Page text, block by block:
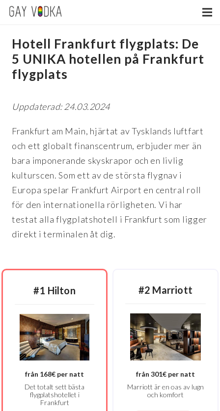
Hotell Frankfurt flygplats: De
5 UNIKA hotellen på Frankfurt
flygplats
Uppdaterad: 24.03.2024
Frankfurt am Main, hjärtat av Tysklands luftfart
och ett globalt finanscentrum, erbjuder mer än
bara imponerande skyskrapor och en livlig
kulturscen. Som ett av de största flygnav i
Europa spelar Frankfurt Airport en central roll
för den internationella rörligheten. Vi har
testat alla flygplatshotell i Frankfurt som ligger
direkt i terminalen åt dig.
#1 Hilton
från 168€ per natt
Det totalt sett bästa
flygplatshotellet i
Frankfurt
#2 Marriott
från 301€ per natt
Marriott är en oas av lugn
och komfort